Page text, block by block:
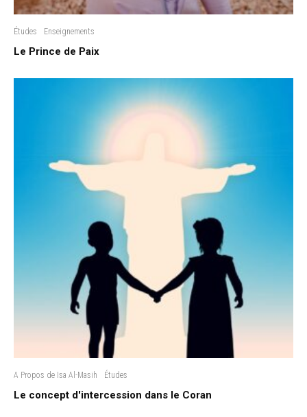
Études Enseignements
Le Prince de Paix
A Propos de Isa Al-Masih Études
Le concept d'intercession dans le Coran